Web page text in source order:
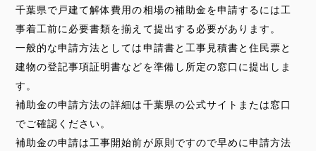
千葉県で戸建て解体費用の相場の補助金を申請するには工
事着工前に必要書類を揃えて提出する必要があります。
一般的な申請方法としては申請書と工事見積書と住民票と
建物の登記事項証明書などを準備し所定の窓口に提出しま
す。
補助金の申請方法の詳細は千葉県の公式サイトまたは窓口
でご確認ください。
補助金の申請は工事開始前が原則ですので早めに申請方法